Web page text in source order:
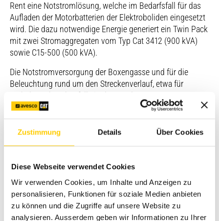
Zustimmung Details Über Cookies
Diese Webseite verwendet Cookies
Wir verwenden Cookies, um Inhalte und Anzeigen zu
personalisieren, Funktionen für soziale Medien anbieten
zu können und die Zugriffe auf unsere Website zu
analysieren. Ausserdem geben wir Informationen zu Ihrer
Rent eine Notstromlösung, welche im Bedarfsfall für das
Aufladen der Motorbatterien der Elektroboliden eingesetzt
wird. Die dazu notwendige Energie generiert ein Twin Pack
mit zwei Stromaggregaten vom Typ Cat 3412 (900 kVA)
sowie C15-500 (500 kVA).
Die Notstromversorgung der Boxengasse und für die
Beleuchtung rund um den Streckenverlauf, etwa für
Parkplätze, lag ebenfalls in der Hand von Avesco Rent.
TV-Produktion: Twin Pack für Notstromversorgung
Nicht nur für das Publikum vor Ort war das erste
Rundstreckenrennen in der Schweiz seit über 60 Jahren
Fernsehschirmen mit. Für die TV-Produktion spielte die
grosse Rolle. Avesco Rent durfte auch hier die
Notstromversorgung mit einem Twin Pack bereitstellen.
Während des gesamten Rennwochenendes standen